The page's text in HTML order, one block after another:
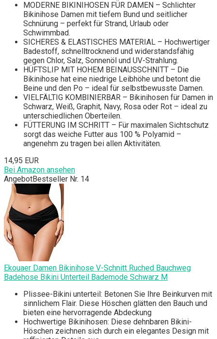
MODERNE BIKINIHOSEN FÜR DAMEN – Schlichter
Bikinihose Damen mit tiefem Bund und seitlicher
Schnürung – perfekt für Strand, Urlaub oder
Schwimmbad.
SICHERES & ELASTISCHES MATERIAL – Hochwertiger
Badestoff, schnelltrocknend und widerstandsfähig
gegen Chlor, Salz, Sonnenöl und UV-Strahlung.
HÜFTSLIP MIT HOHEM BEINAUSSCHNITT – Die
Bikinihose hat eine niedrige Leibhöhe und betont die
Beine und den Po – ideal für selbstbewusste Damen.
VIELFÄLTIG KOMBINIERBAR – Bikinihosen für Damen in
Schwarz, Weiß, Graphit, Navy, Rosa oder Rot – ideal zu
unterschiedlichen Oberteilen.
FÜTTERUNG IM SCHRITT – Für maximalen Sichtschutz
sorgt das weiche Futter aus 100 % Polyamid –
angenehm zu tragen bei allen Aktivitäten.
14,95 EUR
Bei Amazon ansehen
AngebotBestseller Nr. 14
Ekouaer Damen Bikinihose V-Schnitt Ruched Bauchweg
Badehose Bikini Unterteil Bademode Schwarz M
Plissee-Bikini unterteil: Betonen Sie Ihre Beinkurven mit
sinnlichem Flair. Diese Höschen glätten den Bauch und
bieten eine hervorragende Abdeckung
Hochwertige Bikinihosen: Diese dehnbaren Bikini-
Höschen zeichnen sich durch ein elegantes Design mit